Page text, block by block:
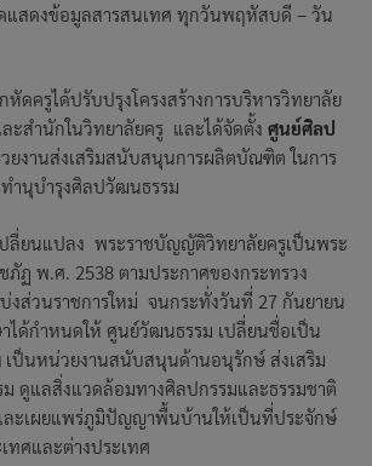
แสดงข้อมูลสารสนเทศ ทุกวันพฤหัสบดี – วัน
ดครูได้ปรับปรุงโครงสร้างการบริหารวิทยาลัย
ะสำนักในวิทยาลัยครู และได้จัดตั้ง ศูนย์ศิลป
ยงานส่งเสริมสนับสนุนการผลิตบัณฑิต ในการ
ำนุบำรุงศิลปวัฒนธรรม
ลี่ยนแปลง พระราชบัญญัติวิทยาลัยครูเป็นพระ
ฏ พ.ศ. 2538 ตามประกาศของกระทรวง
งส่วนราชการใหม่ จนกระทั่งวันที่ 27 กันยายน
ได้กำหนดให้ ศูนย์วัฒนธรรม เปลี่ยนชื่อเป็น
เป็นหน่วยงานสนับสนุนด้านอนุรักษ์ ส่งเสริม
ดูแลสิ่งแวดล้อมทางศิลปกรรมและธรรมชาติ
ะเผยแพร่ภูมิปัญญาพื้นบ้านให้เป็นที่ประจักษ์
ทศและต่างประเทศ